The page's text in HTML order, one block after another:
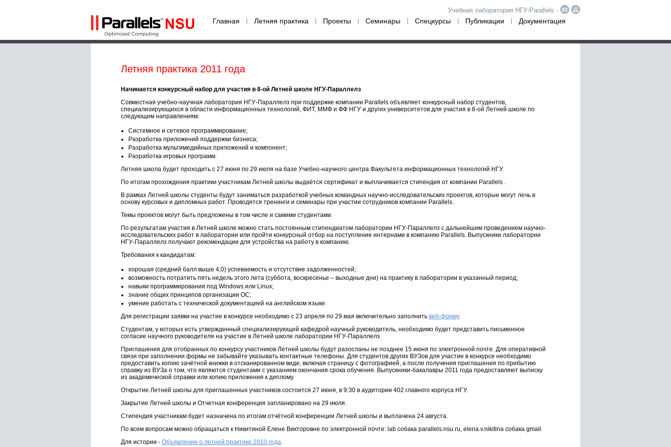
Учебная лаборатория НГУ-Parallels -
Главная Летняя практика Проекты Семинары Спецкурсы Публикации Документация
Летняя практика 2011 года
Начинается конкурсный набор для участия в 8-ой Летней школе НГУ-Параллелз
Совместная учебно-научная лаборатория НГУ-Параллелз при поддержке компании Parallels объявляет конкурсный набор студентов,
специализирующихся в области информационных технологий, ФИТ, ММФ и ФФ НГУ и других университетов для участия в 8-ой Летней школе по
следующим направлениям:
Системное и сетевое программирование;
Разработка приложений поддержки бизнеса;
Разработка мультимедийных приложений и компонент;
Разработка игровых программ.
Летняя школа будет проходить с 27 июня по 29 июля на базе Учебно-научного центра Факультета информационных технологий НГУ.
По итогам прохождения практики участникам Летней школы выдаётся сертификат и выплачивается стипендия от компании Parallels .
В рамках Летней школы студенты будут заниматься разработкой учебных командных научно-исследовательских проектов, которые могут лечь в
основу курсовых и дипломных работ. Проводятся тренинги и семинары при участии сотрудников компании Parallels.
Темы проектов могут быть предложены в том числе и самими студентами.
По результатам участия в Летней школе можно стать постоянным стипендиатом лаборатории НГУ-Параллелз с дальнейшим проведением научно-
исследовательских работ в лаборатории или пройти конкурсный отбор на поступление интернами в компанию Parallels. Выпускники лаборатории
НГУ-Параллелз получают рекомендации для устройства на работу в компанию.
Требования к кандидатам:
хорошая (средний балл выше 4,0) успеваемость и отсутствие задолженностей;
возможность потратить пять недель этого лета (суббота, воскресенье – выходные дни) на практику в лаборатории в указанный период;
навыки программирования под Windows или Linux;
знание общих принципов организации ОС;
умение работать с технической документацией на английском языке.
Для регистрации заявки на участие в конкурсе необходимо с 23 апреля по 29 мая включительно заполнить веб-форму
Студентам, у которых есть утвержденный специализирующей кафедрой научный руководитель, необходимо будет представить письменное
согласие научного руководителя на участие в Летней школе лаборатории НГУ-Параллелз.
Приглашения для отобранных по конкурсу участников Летней школы будут разосланы не позднее 15 июня по электронной почте. Для оперативной
связи при заполнении формы не забывайте указывать контактные телефоны. Для студентов других ВУЗов для участие в конкурсе необходимо
предоставить копию зачётной книжки в отсканированном виде, включая страницу с фотографией, а после получения приглашения по прибытию
справку из ВУЗа о том, что являются студентами с указанием окончания срока обучения. Выпускники-бакалавры 2011 года предоставляют выписку
из академической справки или копию приложения к диплому.
Открытие Летней школы для приглашенных участников состоится 27 июня, в 9:30 в аудитории 402 главного корпуса НГУ.
Закрытие Летней школы и Отчетная конференция запланировано на 29 июля.
Стипендия участникам будет назначена по итогам отчётной конференции Летней школы и выплачена 24 августа.
По всем вопросам можно обращаться к Никитиной Елене Викторовне по электронной почте: lab собака parallels.nsu.ru, elena.v.nikitina собака gmail
Для истории - Объявление о летней практике 2010 года.